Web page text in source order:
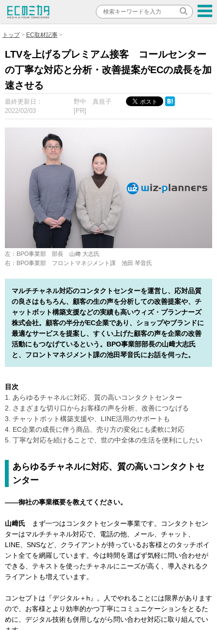
トップ EC取材記事
LTVを上げるプレミアム接客 コールセンター
の丁寧な対応と分析・改善提案がECの成長を加
速させる
最終更新日：
2022/02/03
野中 真規子
[PR]
左：BPO事業部 部長 山﨑 大志氏
右：BPO事業部 フロントマネジメント課 池田 琴音氏
マルチチャネル対応のコンタクトセンターを運営し、応対品質
の良さはもちろん、顧客の生の声を分析しての改善提案や、チ
ャットボット構築支援などの実績も高いウィズ・プランナーズ
株式会社。顧客の半分がEC企業であり、ショップやブランドに
最適なサービスを提案し、すくい上げた顧客の声を企業の改善
活動にもつなげているという。BPO事業部部長の山﨑大志氏
と、フロントマネジメント課の池田琴音氏にお話を伺った。
目次
1. あらゆるチャネルに対応、質の高いコンタクトセンター
2. さまざまな切り口からお客様の声を分析、改善につなげる
3. チャットボット構築支援や、LINE活用のサポートも
4. EC企業の成長に伴う商品、売り方の変化にも柔軟に対応
5. 丁寧な対応を続けることで、世の中全体の生活を便利にしたい
あらゆるチャネルに対応、質の高いコンタクトセ
ンター
――御社の事業概要を教えてください。
山﨑氏 まず一つはコンタクトセンター事業です。コンタクトセン
ターはマルチチャネル対応で、電話の他、メール、チャット、
LINE、SNSなど、クライアントが持っているお客様とのタッチポイ
ント全てを網羅しています。今は時間を選ばず気軽に問い合わせが
できる、テキストを使ったチャネルにニーズが高く、導入されるク
ライアントも増えています。
コンセプトは『デジタル＋h』。人でやれることには限界があります
ので、お客様とより効率的かつ丁寧にコミュニケーションをとるた
めに、デジタル技術も併用しながら問い合わせ対応に取り組んでい